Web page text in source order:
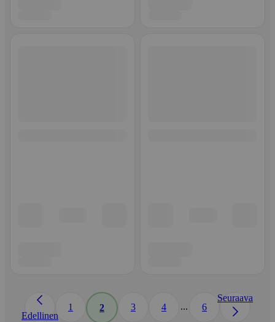
Edellinen
1 2 3 4 ... 6
Seuraava